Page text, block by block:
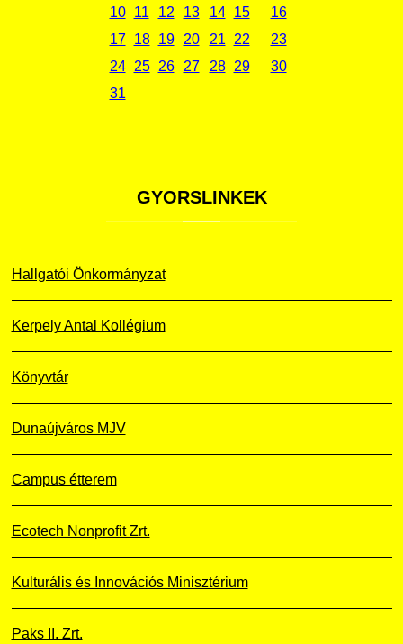
10
11 12 13 14 15
16
17
18 19 20 21 22
23
24
25 26 27 28 29
30
31
GYORSLINKEK
Hallgatói Önkormányzat
Kerpely Antal Kollégium
Könyvtár
Dunaújváros MJV
Campus étterem
Ecotech Nonprofit Zrt.
Kulturális és Innovációs Minisztérium
Paks II. Zrt.